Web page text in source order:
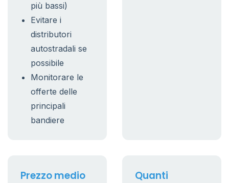
più bassi)
Evitare i
distributori
autostradali se
possibile
Monitorare le
offerte delle
principali
bandiere
Prezzo medio
Quanti